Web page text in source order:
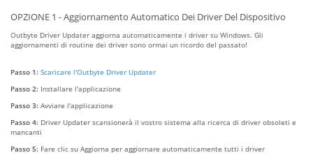
OPZIONE 1 - Aggiornamento Automatico Dei Driver Del Dispositivo
Outbyte Driver Updater aggiorna automaticamente i driver su Windows. Gli
aggiornamenti di routine dei driver sono ormai un ricordo del passato!
Passo 1: Scaricare l'Outbyte Driver Updater
Passo 2: Installare l'applicazione
Passo 3: Avviare l'applicazione
Passo 4: Driver Updater scansionerà il vostro sistema alla ricerca di driver obsoleti e
mancanti
Passo 5: Fare clic su Aggiorna per aggiornare automaticamente tutti i driver